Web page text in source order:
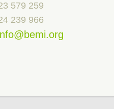
579 259
239 966